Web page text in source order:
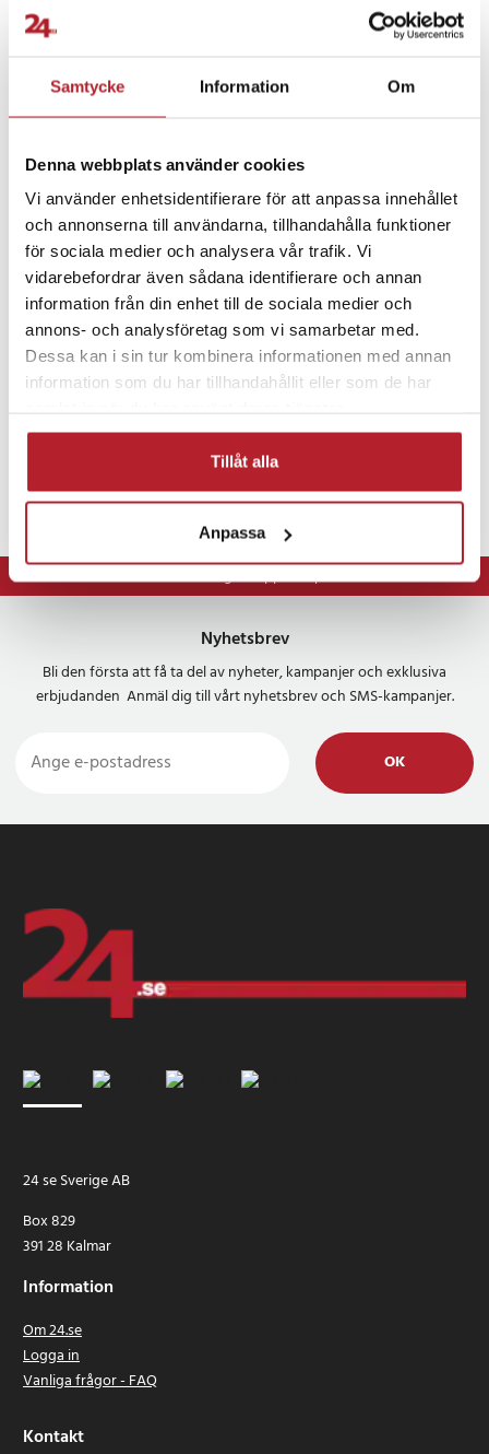
Samtycke Information Om
Denna webbplats använder cookies
Vi använder enhetsidentifierare för att anpassa innehållet
och annonserna till användarna, tillhandahålla funktioner
för sociala medier och analysera vår trafik. Vi
vidarebefordrar även sådana identifierare och annan
information från din enhet till de sociala medier och
annons- och analysföretag som vi samarbetar med.
Dessa kan i sin tur kombinera informationen med annan
information som du har tillhandahållit eller som de har
Tillåt alla
Anpassa
- Kompatibilitet: Vocom
- Spänning: 12 V
- Material: Slitstarkt, tåligt och flexibelt material
Biltillbehör Bilinredning & tillbehör
Bra att ha i bilen Bilvård & städning
Övrig bilinredning Fordon
⭐ 365 dagars öppet köp
Nyhetsbrev
Bli den första att få ta del av nyheter, kampanjer och exklusiva
erbjudanden Anmäl dig till vårt nyhetsbrev och SMS-kampanjer.
OK
24 se Sverige AB
Box 829
391 28 Kalmar
Information
Om 24.se
Logga in
Vanliga frågor - FAQ
Kontakt